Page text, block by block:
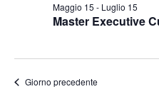
Master Executive
Maggio 15 - Luglio 15
Giorno precedente